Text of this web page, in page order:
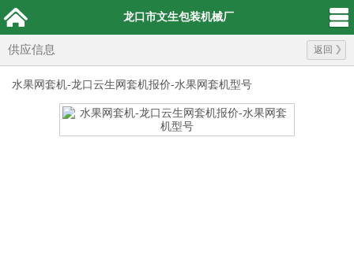
龙口市文生包装机械厂
供应信息 返回
水果网套机-龙口云生网套机报价-水果网套机型号